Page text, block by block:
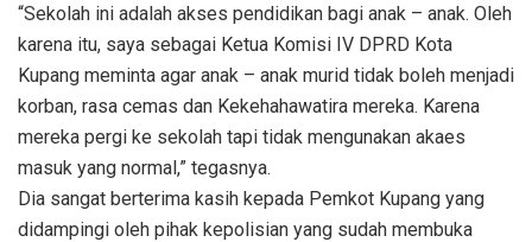
“Sekolah ini adalah akses pendidikan bagi anak – anak. Oleh
karena itu, saya sebagai Ketua Komisi IV DPRD Kota
Kupang meminta agar anak – anak murid tidak boleh menjadi
korban, rasa cemas dan Kekehahawatira mereka. Karena
mereka pergi ke sekolah tapi tidak mengunakan akaes
masuk yang normal,” tegasnya.
Dia sangat berterima kasih kepada Pemkot Kupang yang
didampingi oleh pihak kepolisian yang sudah membuka